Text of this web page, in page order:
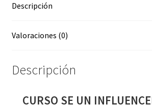
MARCO
cantidad
Descripción
Valoraciones (0)
Descripción
CURSO SE UN